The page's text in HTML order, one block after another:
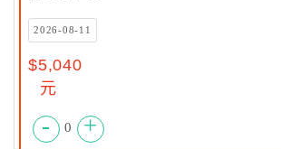
2026-08-11
$5,040
元
- 0 +